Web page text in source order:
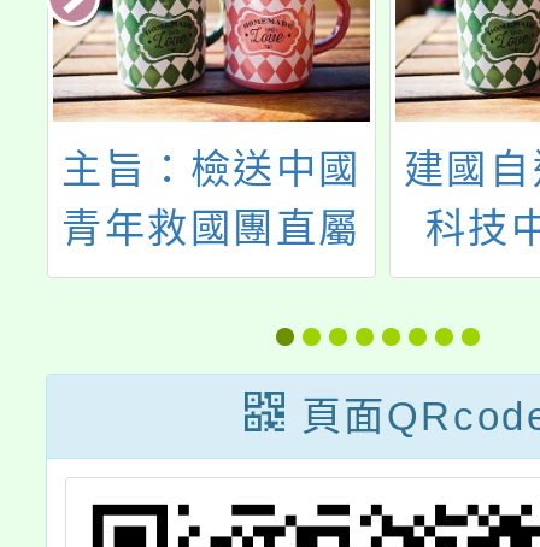
主旨：檢送中國
青年救國團直屬
臺灣省南投縣團
務指導委員會辦
理114年暑期教
育人員研習活動
「戀戀合歡奧萬
建國
科技
113學
份教
頁面